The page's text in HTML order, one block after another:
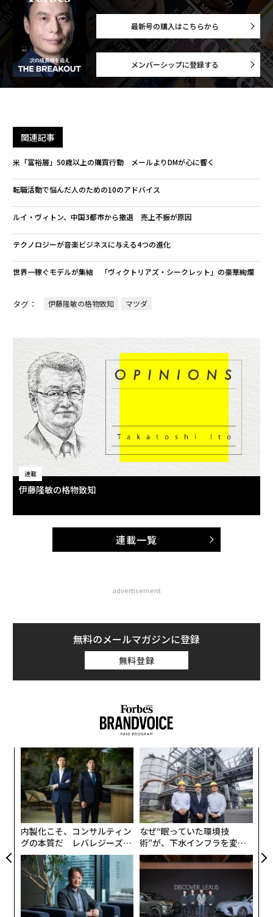
最新号の購入はこちらから
メンバーシップに登録する
関連記事
米「富裕層」50歳以上の購買行動 メールよりDMが心に響く
転職活動で悩んだ人のための10のアドバイス
ルイ・ヴィトン、中国3都市から撤退 売上不振が原因
テクノロジーが音楽ビジネスに与える4つの進化
世界一稼ぐモデルが集結 「ヴィクトリアズ・シークレット」の豪華絢爛
タグ： 伊藤隆敏の格物致知 マツダ
連載
伊藤隆敏の格物致知
連載一覧
advertisement
無料のメールマガジンに登録
無料登録
内製化こそ、コンサルティン
グの本質だ レバレジーズが
実践する、次世代ファームの
全貌
なぜ“眠っていた環境技
術”が、下水インフラを変え
たのか──産総研×月島JFE
アクアソリューションの10年